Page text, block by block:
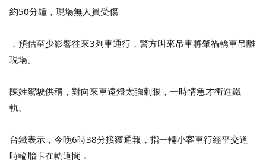
約50分鐘，現場無人員受傷
，預估至少影響往來3列車通行，警方叫來吊車將肇禍轎車吊離
現場。
陳姓駕駛供稱，對向來車遠燈太強刺眼，一時情急才衝進鐵
軌。
台鐵表示，今晚6時38分接獲通報，指一輛小客車行經平交道
時輪胎卡在軌道間，